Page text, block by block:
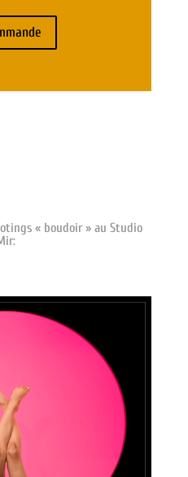
« boudoir » au Studio